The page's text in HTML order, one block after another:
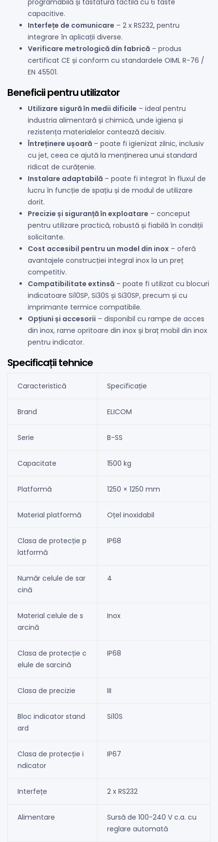
programabilă și tastatură tactilă cu 6 taste
capacitive.
Interfețe de comunicare – 2 x RS232, pentru
integrare în aplicații diverse.
Verificare metrologică din fabrică – produs
certificat CE și conform cu standardele OIML R-76 /
EN 45501.
Beneficii pentru utilizator
Utilizare sigură în medii dificile – ideal pentru
industria alimentară și chimică, unde igiena și
rezistența materialelor contează decisiv.
Întreținere ușoară – poate fi igienizat zilnic, inclusiv
cu jet, ceea ce ajută la menținerea unui standard
ridicat de curățenie.
Instalare adaptabilă – poate fi integrat în fluxul de
lucru în funcție de spațiu și de modul de utilizare
dorit.
Precizie și siguranță în exploatare – conceput
pentru utilizare practică, robustă și fiabilă în condiții
solicitante.
Cost accesibil pentru un model din inox – oferă
avantajele construcției integral inox la un preț
competitiv.
Compatibilitate extinsă – poate fi utilizat cu blocuri
indicatoare Si10SP, Si30S și Si30SP, precum și cu
imprimante termice compatibile.
Opțiuni și accesorii – disponibil cu rampe de acces
din inox, rame opritoare din inox și braț mobil din inox
pentru indicator.
Specificații tehnice
Caracteristică Specificație
Brand ELICOM
Serie B-SS
Capacitate 1500 kg
Platformă 1250 × 1250 mm
Material platformă Oțel inoxidabil
Clasa de protecție p
latformă
IP68
Număr celule de sar
cină
4
Material celule de s
arcină
Inox
Clasa de protecție c
elule de sarcină
IP68
Clasa de precizie III
Bloc indicator stand
ard
Si10S
Clasa de protecție i
ndicator
IP67
Interfețe 2 x RS232
Alimentare
Sursă de 100-240 V c.a. cu
reglare automată